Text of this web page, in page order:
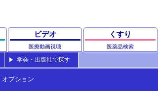
ビデオ
医療動画視聴
くすり
医薬品検索
学会・出版社で探す
オプション